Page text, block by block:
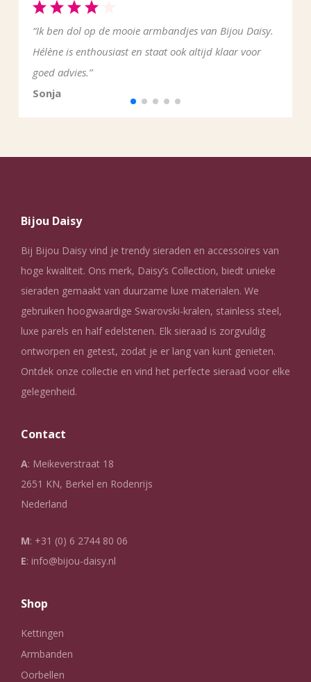
“Ik ben dol op de mooie armbandjes van Bijou Daisy.
Hélène is enthousiast en staat ook altijd klaar voor
goed advies.”
Sonja
Bijou Daisy
Bij Bijou Daisy vind je trendy sieraden en accessoires van
hoge kwaliteit. Ons merk, Daisy’s Collection, biedt unieke
sieraden gemaakt van duurzame luxe materialen. We
gebruiken hoogwaardige Swarovski-kralen, stainless steel,
luxe parels en half edelstenen. Elk sieraad is zorgvuldig
ontworpen en getest, zodat je er lang van kunt genieten.
Ontdek onze collectie en vind het perfecte sieraad voor elke
gelegenheid.
Contact
A: Meikeverstraat 18
2651 KN, Berkel en Rodenrijs
Nederland
M: +31 (0) 6 2744 80 06
E: info@bijou-daisy.nl
Shop
Kettingen
Armbanden
Oorbellen